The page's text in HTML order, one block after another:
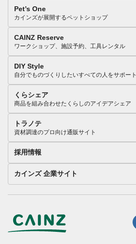
Pet’s One
カインズが展開するペットショップ
CAINZ Reserve
ワークショップ、施設予約、工具レンタル
DIY Style
自分でものづくりしたいすべての人をサポート
くらシェア
商品を組み合わせたくらしのアイデアシェア
トラノテ
資材調達のプロ向け通販サイト
採用情報
カインズ 企業サイト